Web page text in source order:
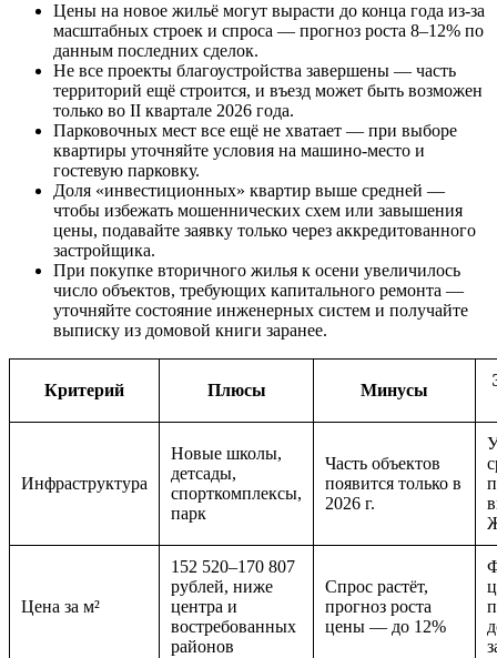
Цены на новое жильё могут вырасти до конца года из-за
масштабных строек и спроса — прогноз роста 8–12% по
данным последних сделок.
Не все проекты благоустройства завершены — часть
территорий ещё строится, и въезд может быть возможен
только во II квартале 2026 года.
Парковочных мест все ещё не хватает — при выборе
квартиры уточняйте условия на машино-место и
гостевую парковку.
Доля «инвестиционных» квартир выше средней —
чтобы избежать мошеннических схем или завышения
цены, подавайте заявку только через аккредитованного
застройщика.
При покупке вторичного жилья к осени увеличилось
число объектов, требующих капитального ремонта —
уточняйте состояние инженерных систем и получайте
выписку из домовой книги заранее.
Критерий Плюсы Минусы
Инфраструктура
Новые школы,
детсады,
спорткомплексы,
парк
Часть объектов
появится только в
2026 г.
Цена за м²
152 520–170 807
рублей, ниже
центра и
востребованных
районов
Спрос растёт,
прогноз роста
цены — до 12%